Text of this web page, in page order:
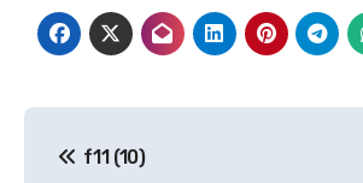
f11 (10)